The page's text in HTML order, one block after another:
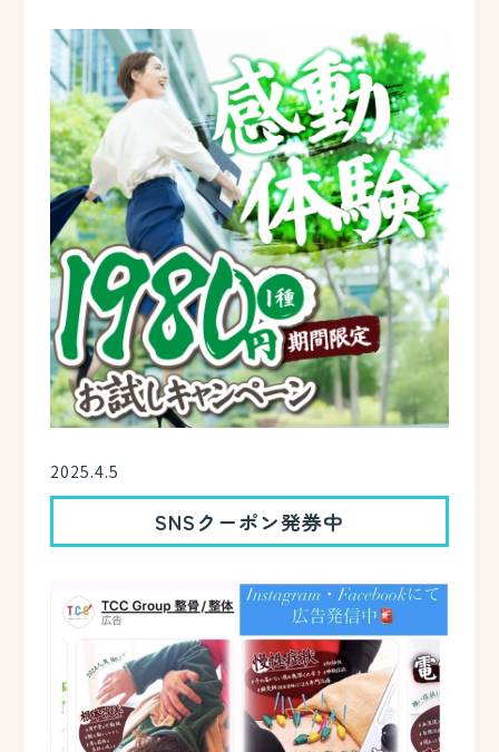
2025.4.5
SNSクーポン発券中